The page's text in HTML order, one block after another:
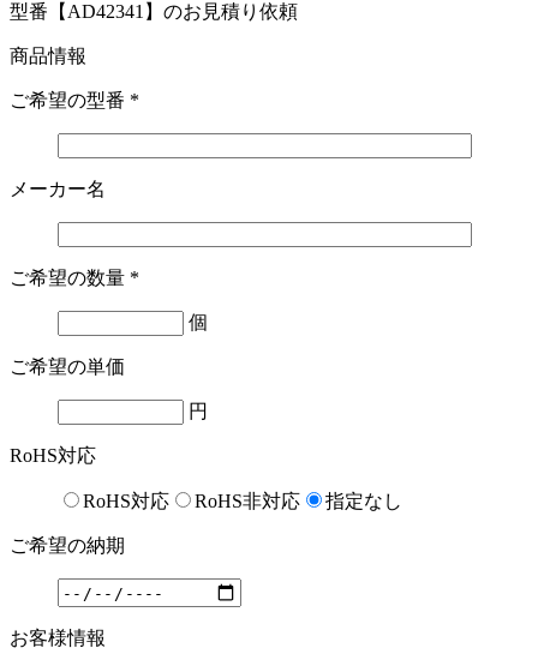
型番【AD42341】のお見積り依頼
商品情報
ご希望の型番 *
メーカー名
ご希望の数量 *
個
ご希望の単価
円
RoHS対応
RoHS対応 RoHS非対応 指定なし
ご希望の納期
お客様情報